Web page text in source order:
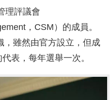
理評議會
，CSM）的成員。
，雖然由官方設立，但成
表，每年選舉一次。